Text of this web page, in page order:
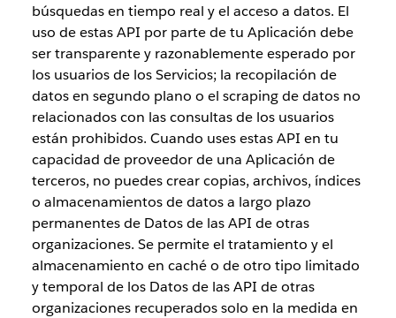
búsquedas en tiempo real y el acceso a datos. El
uso de estas API por parte de tu Aplicación debe
ser transparente y razonablemente esperado por
los usuarios de los Servicios; la recopilación de
datos en segundo plano o el scraping de datos no
relacionados con las consultas de los usuarios
están prohibidos. Cuando uses estas API en tu
capacidad de proveedor de una Aplicación de
terceros, no puedes crear copias, archivos, índices
o almacenamientos de datos a largo plazo
permanentes de Datos de las API de otras
organizaciones. Se permite el tratamiento y el
almacenamiento en caché o de otro tipo limitado
y temporal de los Datos de las API de otras
organizaciones recuperados solo en la medida en